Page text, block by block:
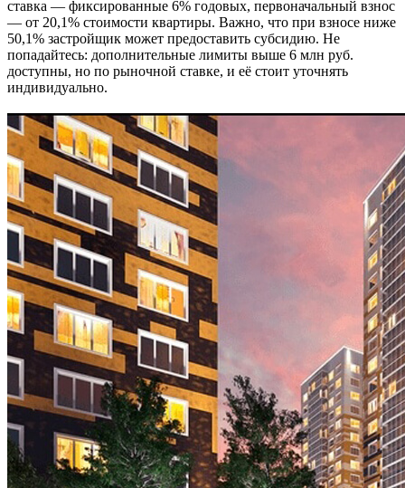
ставка — фиксированные 6% годовых, первоначальный взнос
— от 20,1% стоимости квартиры. Важно, что при взносе ниже
50,1% застройщик может предоставить субсидию. Не
попадайтесь: дополнительные лимиты выше 6 млн руб.
доступны, но по рыночной ставке, и её стоит уточнять
индивидуально.